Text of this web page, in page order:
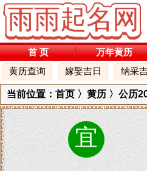
首 页 万年黄历
黄历查询
嫁娶吉日 纳采
当前位置： 首页 〉 黄历 〉公历
宜